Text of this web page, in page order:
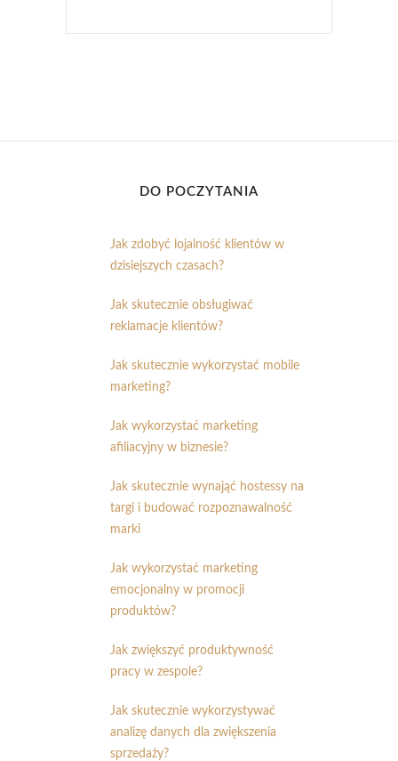
DO POCZYTANIA
Jak zdobyć lojalność klientów w
dzisiejszych czasach?
Jak skutecznie obsługiwać
reklamacje klientów?
Jak skutecznie wykorzystać mobile
marketing?
Jak wykorzystać marketing
afiliacyjny w biznesie?
Jak skutecznie wynająć hostessy na
targi i budować rozpoznawalność
marki
Jak wykorzystać marketing
emocjonalny w promocji
produktów?
Jak zwiększyć produktywność
pracy w zespole?
Jak skutecznie wykorzystywać
analizę danych dla zwiększenia
sprzedaży?